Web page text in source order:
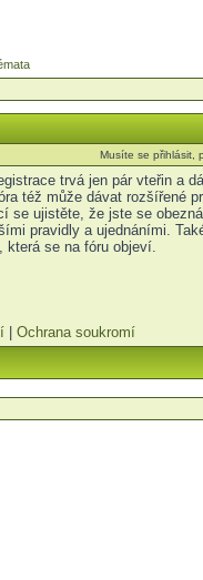
Musíte se přihlásit,
trvá jen pár vteřin a
též může dávat rozšířené
se ujistěte, že jste se
pravidly a ujednáními.
která se na fóru objeví.
Ochrana soukromí